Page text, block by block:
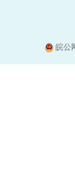
皖公